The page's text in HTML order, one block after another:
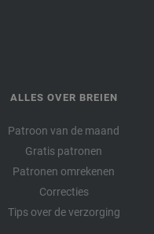
ALLES OVER BREIEN
Patroon van de maand
Gratis patronen
Patronen omrekenen
Correcties
Tips over de verzorging